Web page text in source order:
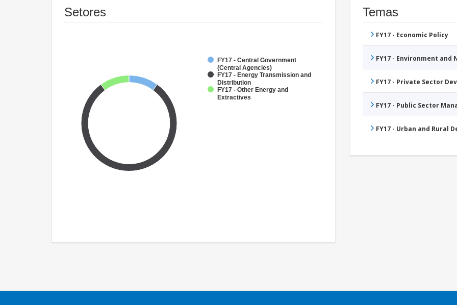
Setores
FY17 - Central Government
(Central Agencies)
FY17 - Energy Transmission and
Distribution
FY17 - Other Energy and
Extractives
Temas
FY17 - Economic Policy
FY17 - Environment
FY17 - Private Sector
FY17 - Public Sector
FY17 - Urban and Rural